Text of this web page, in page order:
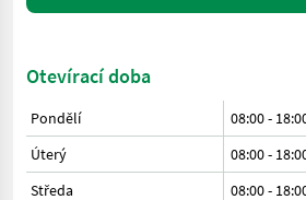
Otevírací doba
Pondělí 08:00-
Úterý
08:00-
Středa
08:00-